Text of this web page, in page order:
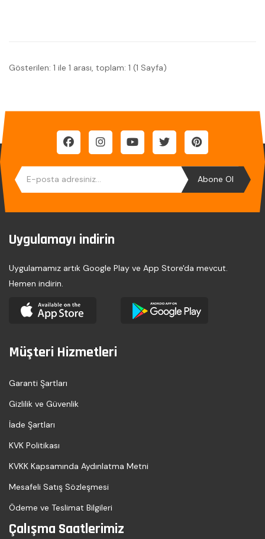
Gösterilen: 1 ile 1 arası, toplam: 1 (1 Sayfa)
Abone Ol
Uygulamayı indirin
Uygulamamız artık Google Play ve App Store'da mevcut.
Hemen indirin.
Müşteri Hizmetleri
Garanti Şartları
Gizlilik ve Güvenlik
İade Şartları
KVK Politikası
KVKK Kapsamında Aydınlatma Metni
Mesafeli Satış Sözleşmesi
Ödeme ve Teslimat Bilgileri
Çalışma Saatlerimiz